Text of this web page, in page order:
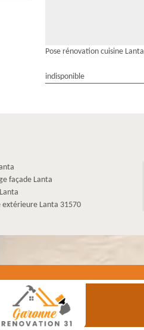
Pose rénovation cuisine Lanta
indisponible
façade Lanta
extérieure Lanta 31570